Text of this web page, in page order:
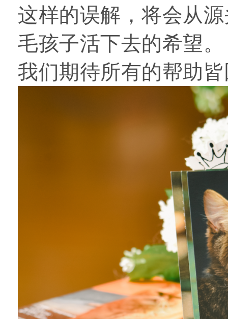
这样的误解，将会从
毛孩子活下去的希望。
我们期待所有的帮助